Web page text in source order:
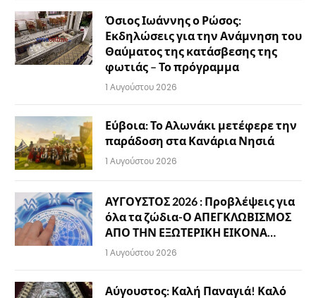
Όσιος Ιωάννης ο Ρώσος:
Εκδηλώσεις για την Ανάμνηση του
Θαύματος της κατάσβεσης της
φωτιάς – Το πρόγραμμα
1 Αυγούστου 2026
Εύβοια: Το Αλωνάκι μετέφερε την
παράδοση στα Κανάρια Νησιά
1 Αυγούστου 2026
ΑΥΓΟΥΣΤΟΣ 2026 : Προβλέψεις για
όλα τα ζώδια-Ο ΑΠΕΓΚΛΩΒΙΣΜΟΣ
ΑΠΟ ΤΗΝ ΕΞΩΤΕΡΙΚΗ ΕΙΚΟΝΑ…
1 Αυγούστου 2026
Αύγουστος: Καλή Παναγιά! Καλό